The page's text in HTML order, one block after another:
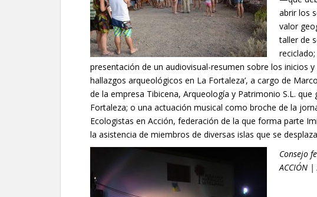
abrir los
valor
taller de
presentación de un audiovisual-resumen sobre los inicios y
hallazgos arqueológicos en La Fortaleza’, a cargo de
de la empresa Tibicena, Arqueología y Patrimonio S.L.
Fortaleza; o una actuación musical como broche de la
Ecologistas en Acción, federación de la que forma parte
la asistencia de miembros de diversas islas que se
Consejo
ACCIÓN